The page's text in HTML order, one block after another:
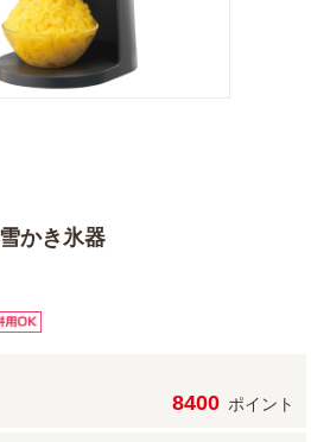
かき氷器
8400 ポイント